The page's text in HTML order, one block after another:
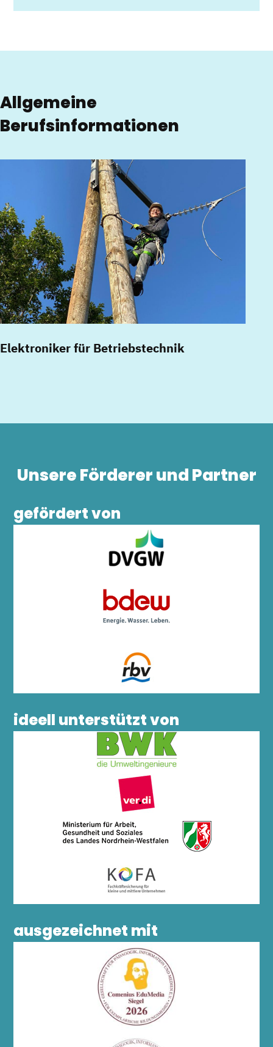
Allgemeine
Berufsinformationen
Elektroniker für Betriebstechnik
Unsere Förderer und Partner
gefördert von
ideell unterstützt von
ausgezeichnet mit